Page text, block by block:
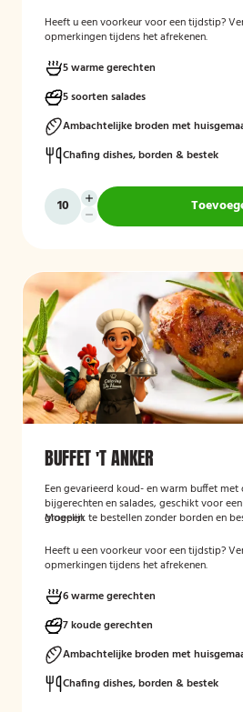
Heeft u een voorkeur voor een tijdstip?
opmerkingen tijdens het afrekenen.
5 warme gerechten
5 soorten salades
Ambachtelijke broden met
Chafing dishes, borden & bestek
BUFFET 'T ANKER
Een gevarieerd koud- en warm buffet met
bijgerechten en salades, geschikt voor
groepen.
Mogelijk te bestellen zonder borden en
Heeft u een voorkeur voor een tijdstip?
opmerkingen tijdens het afrekenen.
6 warme gerechten
7 koude gerechten
Ambachtelijke broden met
Chafing dishes, borden & bestek